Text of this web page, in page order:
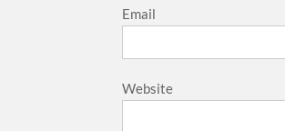
Email
Website